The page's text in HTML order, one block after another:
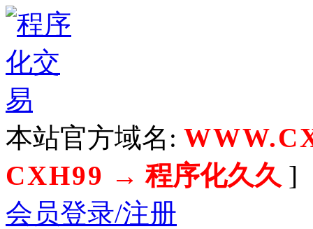
本站官方域名:
CXH99 → 程序化久久 ]
会员登录/注册